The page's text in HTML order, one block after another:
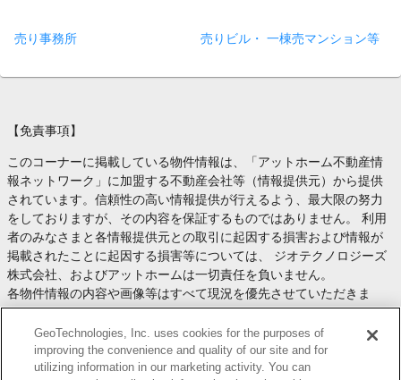
売り事務所 売りビル・ 一棟売マンション等
【免責事項】
このコーナーに掲載している物件情報は、「アットホーム不動産情
報ネットワーク」に加盟する不動産会社等（情報提供元）から提供
されています。信頼性の高い情報提供が行えるよう、最大限の努力
をしておりますが、その内容を保証するものではありません。 利用
者のみなさまと各情報提供元との取引に起因する損害および情報が
掲載されたことに起因する損害等については、 ジオテクノロジーズ
株式会社、およびアットホームは一切責任を負いません。
各物件情報の内容や画像等はすべて現況を優先させていただきま
す。
お取引等（お取引の準備、資金調達等を含みます）の際には、内容
や契約条件等について、 各情報提供元より十分な説明を受け、ご自
身でご確認の上、判断してください。
GeoTechnologies, Inc. uses cookies for the purposes of
improving the convenience and quality of our site and for
utilizing information in our marketing activity. You can